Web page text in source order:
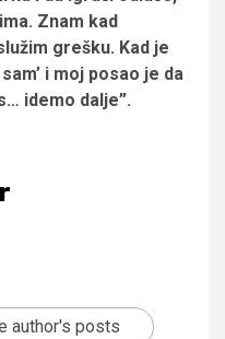
Znam kad
grešku. Kad je
i moj posao je da
idemo dalje”.
author's posts